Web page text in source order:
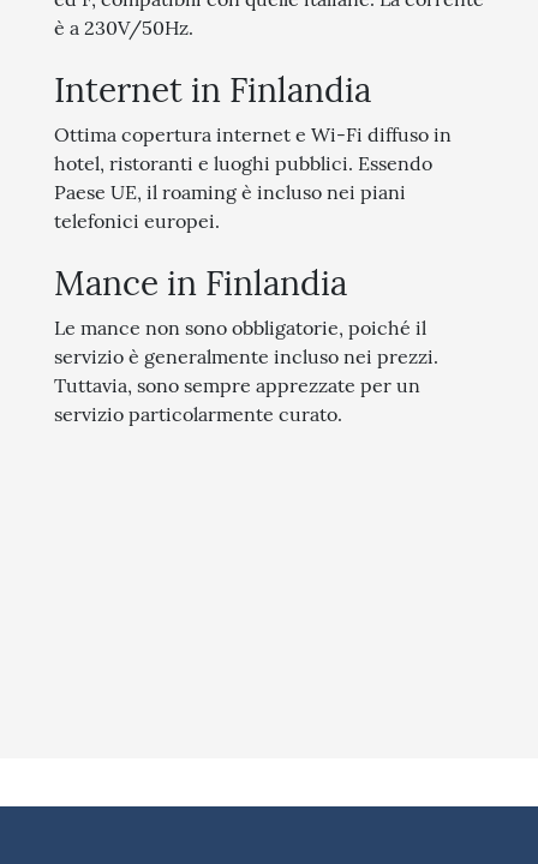
è a 230V/50Hz.
Internet in Finlandia
Ottima copertura internet e Wi-Fi diffuso in
hotel, ristoranti e luoghi pubblici. Essendo
Paese UE, il roaming è incluso nei piani
telefonici europei.
Mance in Finlandia
Le mance non sono obbligatorie, poiché il
servizio è generalmente incluso nei prezzi.
Tuttavia, sono sempre apprezzate per un
servizio particolarmente curato.